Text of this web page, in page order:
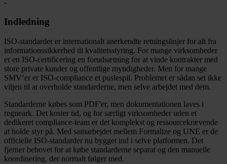
-
Indledning
ISO-standarder er internationalt anerkendte retningslinjer for alt fra
informationssikkerhed til kvalitetsstyring. For mange virksomheder
er en ISO-certificering en forudsætning for at vinde kontrakter med
store private kunder og offentlige myndigheder. Men for mange
SMV’er er ISO-compliance et puslespil. Problemet er sådan set ikke
viljen til at overholde standarderne, men selve arbejdet med dem.
Standarderne købes som PDF'er, men dokumentationen laves i
regneark. Det koster tid, og for særligt virksomheder uden et
dedikeret compliance-team er det komplekst og ressourcekrævende
at holde styr på. Med samarbejdet mellem Formalize og UNE er de
officielle ISO-standarder nu bygget ind i selve platformen. Det
fjerner behovet for at købe standarderne separat og den manuelle
koordinering, der normalt følger med.